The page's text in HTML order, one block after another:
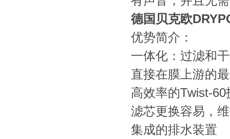
德国贝克欧
优势简介：
一体化：过滤和
直接在膜上游
高效率的
滤芯更换容易，
集成的排水装置